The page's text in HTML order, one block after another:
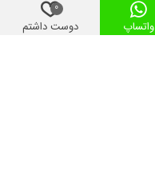
واتساپ دوست داشتم
0